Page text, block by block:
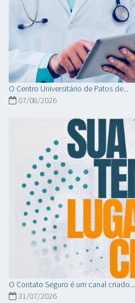
O Centro Universitário de Patos de...
07/08/2026
O Contato Seguro é um canal criado...
31/07/2026